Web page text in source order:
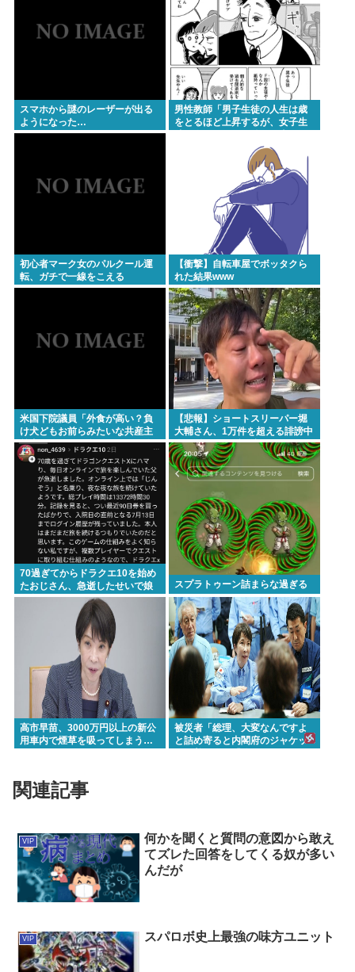
スマホから謎のレーザーが出る
ようになった…
男性教師「男子生徒の人生は歳
をとるほど上昇するが、女子生
るから女子にだけ優しくして
初心者マーク女のパルクール運
転、ガチで一線をこえる
【衝撃】自転車屋でボッタクら
れた結果www
米国下院議員「外食が高い？負
け犬どもお前らみたいな共産主
義者はラーメン食ってろ」→炎
上
【悲報】ショートスリーパー堀
大輔さん、1万件を超える誹謗中
傷に耐えられず号泣してしまう
70過ぎてからドラクエ10を始め
たおじさん、急逝したせいで娘
に色々開示されてしまう
スプラトゥーン詰まらな過ぎる
高市早苗、3000万円以上の新公
用車内で煙草を吸ってしまう…
被災者「総理、大変なんですよ
と詰め寄ると内閣府のジャケッ
関連記事
VIP
何かを聞くと質問の意図から敢え
てズレた回答をしてくる奴が多い
んだが
VIP スパロボ史上最強の味方ユニット